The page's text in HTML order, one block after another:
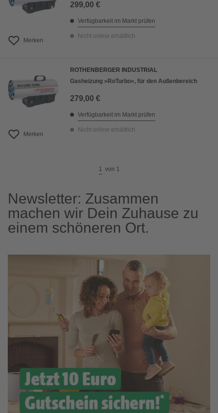
Merken
299,00 €
Verfügbarkeit im Markt prüfen
Nicht online erhältlich
Merken
ROTHENBERGER INDUSTRIAL
Gasheizung »RoTurbo«, für den Außenbereich
279,00 €
Verfügbarkeit im Markt prüfen
Nicht online erhältlich
1 von 1
Newsletter: Zusammen
machen wir Dein Zuhause zu
einem schöneren Ort.